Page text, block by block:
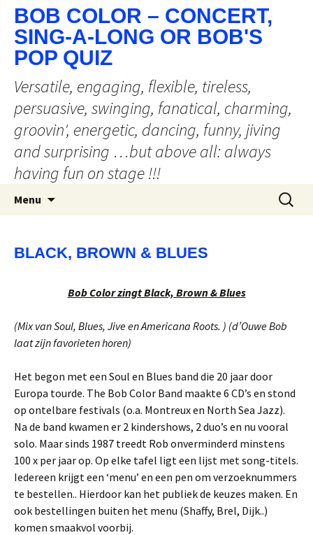
BOB COLOR – CONCERT,
SING-A-LONG OR BOB'S
POP QUIZ
Versatile, engaging, flexible, tireless,
persuasive, swinging, fanatical, charming,
groovin', energetic, dancing, funny, jiving
and surprising …but above all: always
having fun on stage !!!
Menu
Zoeken
naar:
BLACK, BROWN & BLUES
Bob Color zingt Black, Brown & Blues
(Mix van Soul, Blues, Jive en Americana Roots. ) (d’Ouwe Bob
laat zijn favorieten horen)
Het begon met een Soul en Blues band die 20 jaar door
Europa tourde. The Bob Color Band maakte 6 CD’s en stond
op ontelbare festivals (o.a. Montreux en North Sea Jazz).
Na de band kwamen er 2 kindershows, 2 duo’s en nu vooral
solo. Maar sinds 1987 treedt Rob onverminderd minstens
100 x per jaar op. Op elke tafel ligt een lijst met song-titels.
Iedereen krijgt een ‘menu’ en een pen om verzoeknummers
te bestellen.. Hierdoor kan het publiek de keuzes maken. En
ook bestellingen buiten het menu (Shaffy, Brel, Dijk..)
komen smaakvol voorbij.